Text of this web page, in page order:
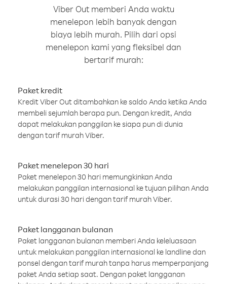
Viber Out memberi Anda waktu
menelepon lebih banyak dengan
biaya lebih murah. Pilih dari opsi
menelepon kami yang fleksibel dan
bertarif murah:
Paket kredit
Kredit Viber Out ditambahkan ke saldo Anda ketika Anda
membeli sejumlah berapa pun. Dengan kredit, Anda
dapat melakukan panggilan ke siapa pun di dunia
dengan tarif murah Viber.
Paket menelepon 30 hari
Paket menelepon 30 hari memungkinkan Anda
melakukan panggilan internasional ke tujuan pilihan Anda
untuk durasi 30 hari dengan tarif murah Viber.
Paket langganan bulanan
Paket langganan bulanan memberi Anda keleluasaan
untuk melakukan panggilan internasional ke landline dan
ponsel dengan tarif murah tanpa harus memperpanjang
paket Anda setiap saat. Dengan paket langganan